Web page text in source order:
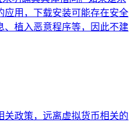
应用，下载安装可能存在安全
、植入恶意程序等，因此不建
关政策，远离虚拟货币相关的